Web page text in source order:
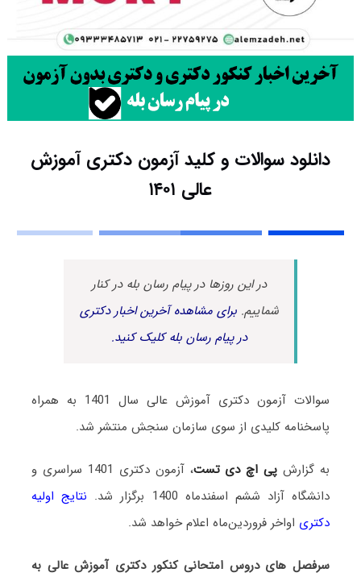
دانلود سوالات و کلید آزمون دکتری آموزش
عالی ۱۴۰۱
در این روزها در پیام رسان بله در کنار
شماییم.برای مشاهده آخرین اخبار دکتری
در پیام رسان بله کلیک کنید.
سوالات آزمون دکتری آموزش عالی سال 1401 به همراه
پاسخنامه کلیدی از سوی سازمان سنجش منتشر شد.
به گزارشپی اچ دی تست
، آزمون دکتری 1401 سراسری و
دانشگاه آزاد ششم اسفندماه 1400 برگزار شد.
نتایج اولیه
دکتری اواخر فروردین‌ماه اعلام خواهد شد.
سرفصل های دروس امتحانی کنکور دکتری آموزش عالی به